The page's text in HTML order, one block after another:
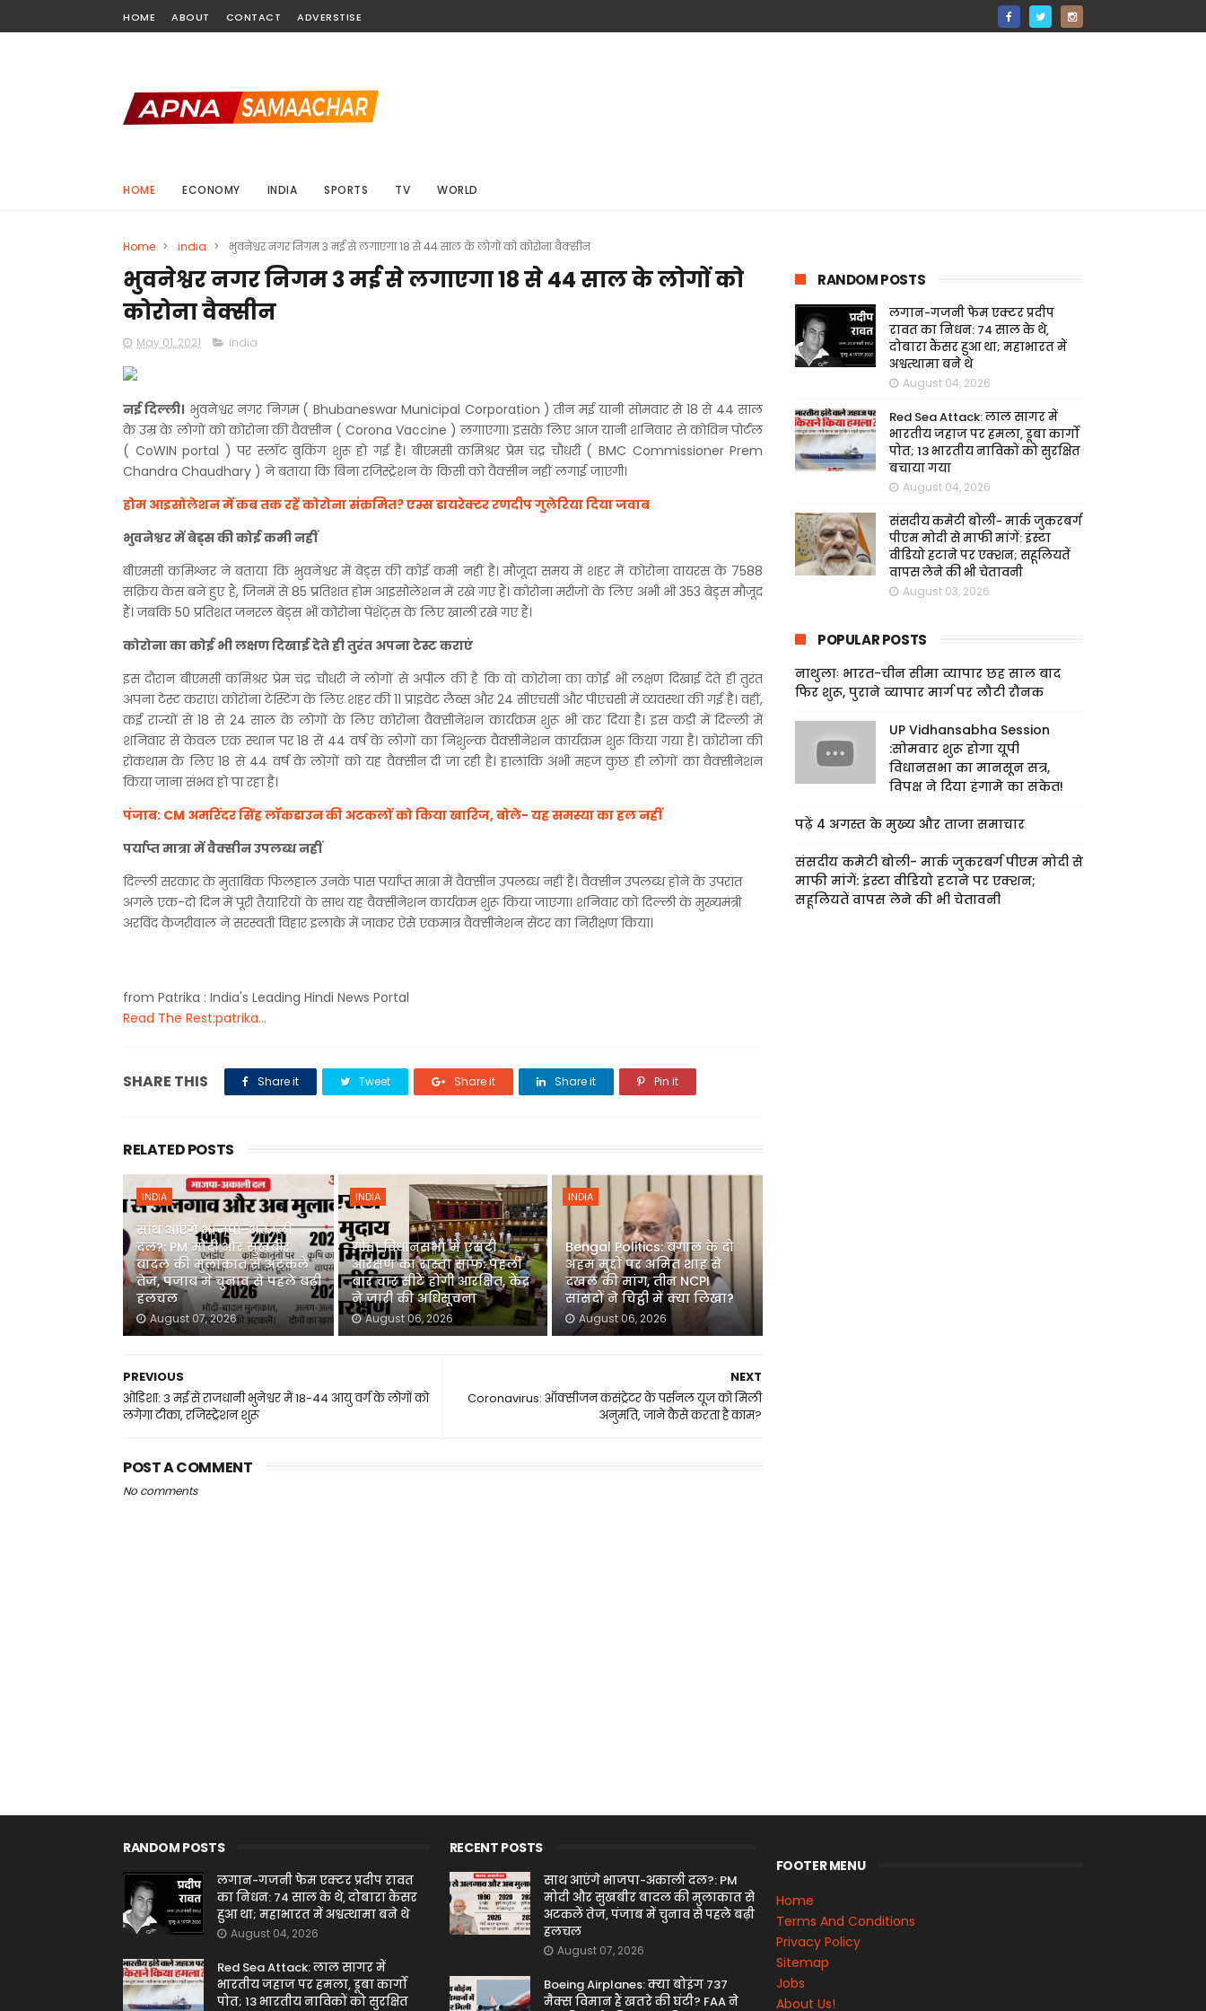
HOME ABOUT CONTACT ADVERSTISE
HOME ECONOMY INDIA SPORTS TV WORLD
Home > india > भुवनेश्वर नगर निगम 3 मई से लगाएगा 18 से 44 साल के लोगों को कोरोना वैक्सीन
भुवनेश्वर नगर निगम 3 मई से लगाएगा 18 से 44 साल के लोगों को
कोरोना वैक्सीन
May 01, 2021 india
नई दिल्ली। भुवनेश्वर नगर निगम ( Bhubaneswar Municipal Corporation ) तीन मई यानी सोमवार से 18 से 44 साल
के उम्र के लोगों को कोरोना की वैक्सीन ( Corona Vaccine ) लगाएगा। इसके लिए आज यानी शनिवार से कोविन पोर्टल
( CoWIN portal ) पर स्लॉट बुकिंग शुरू हो गई है। बीएमसी कमिश्रर प्रेम चंद्र चौधरी ( BMC Commissioner Prem
Chandra Chaudhary ) ने बताया कि बिना रजिस्ट्रेशन के किसी को वैक्सीन नहीं लगाई जाएगी।
होम आइसोलेशन में कब तक रहें कोरोना संक्रमित? एम्स डायरेक्टर रणदीप गुलेरिया दिया जवाब
भुवनेश्वर में बेड्स की कोई कमी नहीं
बीएमसी कमिश्नर ने बताया कि भुवनेश्वर में बेड्स की कोई कमी नहीं है। मौजूदा समय में शहर में कोरोना वायरस के 7588
सक्रिय केस बने हुए हैं, जिनमें से 85 प्रतिशत होम आइसोलेशन में रखे गए हैं। कोरोना मरीजों के लिए अभी भी 353 बेड्स मौजूद
हैं। जबकि 50 प्रतिशत जनरल बेड्स भी कोरोना पेशेंट्स के लिए खाली रखे गए हैं।
कोरोना का कोई भी लक्षण दिखाई देते ही तुरंत अपना टेस्ट कराएं
इस दौरान बीएमसी कमिश्रर प्रेम चंद्र चौधरी ने लोगों से अपील की है कि वो कोरोना का कोई भी लक्षण दिखाई देते ही तुरंत
अपना टेस्ट कराएं। कोरोना टेस्टिंग के लिए शहर की 11 प्राइवेट लैब्स और 24 सीएचसी और पीएचसी में व्यवस्था की गई है। वहीं,
कई राज्यों से 18 से 24 साल के लोगों के लिए कोरोना वैक्सीनेशन कार्यक्रम शुरू भी कर दिया है। इस कड़ी में दिल्ली में
शनिवार से केवल एक स्थान पर 18 से 44 वर्ष के लोगों का निशुल्क वैक्सीनेशन कार्यक्रम शुरू किया गया है। कोरोना की
रोकथाम के लिए 18 से 44 वर्ष के लोगों को यह वैक्सीन दी जा रही है। हालांकि अभी महज कुछ ही लोगों का वैक्सीनेशन
किया जाना संभव हो पा रहा है।
पंजाब: CM अमरिंदर सिंह लॉकडाउन की अटकलों को किया खारिज, बोले- यह समस्या का हल नहीं
पर्याप्त मात्रा में वैक्सीन उपलब्ध नहीं
दिल्ली सरकार के मुताबिक फिलहाल उनके पास पर्याप्त मात्रा में वैक्सीन उपलब्ध नहीं है। वैक्सीन उपलब्ध होने के उपरांत
अगले एक-दो दिन में पूरी तैयारियों के साथ यह वैक्सीनेशन कार्यक्रम शुरू किया जाएगा। शनिवार को दिल्ली के मुख्यमंत्री
अरविंद केजरीवाल ने सरस्वती विहार इलाके में जाकर ऐसे एकमात्र वैक्सीनेशन सेंटर का निरीक्षण किया।
from Patrika : India's Leading Hindi News Portal
Read The Rest:patrika...
SHARE THIS Share it Tweet Share it Share it Pin it
RELATED POSTS
INDIA
साथ आएंगे भाजपा-अकाली
दल?: PM मोदी और सुखबीर
बादल की मुलाकात से अटकलें
तेज, पंजाब में चुनाव से पहले बढ़ी
हलचल
August 07, 2026
INDIA
गोवा विधानसभा में एसटी
आरक्षण का रास्ता साफ: पहली
बार चार सीटें होंगी आरक्षित, केंद्र
ने जारी की अधिसूचना
August 06, 2026
INDIA
Bengal Politics: बंगाल के दो
अहम मुद्दों पर अमित शाह से
दखल की मांग, तीन NCPI
सांसदों ने चिट्ठी में क्या लिखा?
August 06, 2026
NEXT
Coronavirus: ऑक्सीजन कंसंट्रेटर के पर्सनल यूज को मिली
अनुमति, जाने कैसे करता है काम?
PREVIOUS
ओडिशा: 3 मई से राजधानी भुनेश्वर में 18-44 आयु वर्ग के लोगों को
लगेगा टीका, रजिस्ट्रेशन शुरू
POST A COMMENT
No comments
RANDOM POSTS
लगान-गजनी फेम एक्टर प्रदीप
रावत का निधन: 74 साल के थे,
दोबारा कैंसर हुआ था; महाभारत में
अश्वत्थामा बने थे
August 04, 2026
Red Sea Attack: लाल सागर में
भारतीय जहाज पर हमला, डूबा कार्गो
पोत; 13 भारतीय नाविकों को सुरक्षित
बचाया गया
August 04, 2026
संसदीय कमेटी बोली- मार्क जुकरबर्ग
पीएम मोदी से माफी मांगें: इंस्टा
वीडियो हटाने पर एक्शन; सहूलियतें
वापस लेने की भी चेतावनी
August 03, 2026
POPULAR POSTS
नाथुलाः भारत-चीन सीमा व्यापार छह साल बाद
फिर शुरू, पुराने व्यापार मार्ग पर लौटी रौनक
UP Vidhansabha Session
:सोमवार शुरू होगा यूपी
विधानसभा का मानसून सत्र,
विपक्ष ने दिया हंगामे का संकेत!
पढ़ें 4 अगस्त के मुख्य और ताजा समाचार
संसदीय कमेटी बोली- मार्क जुकरबर्ग पीएम मोदी से
माफी मांगें: इंस्टा वीडियो हटाने पर एक्शन;
सहूलियतें वापस लेने की भी चेतावनी
RANDOM POSTS
लगान-गजनी फेम एक्टर प्रदीप रावत
का निधन: 74 साल के थे, दोबारा कैंसर
हुआ था; महाभारत में अश्वत्थामा बने थे
August 04, 2026
Red Sea Attack: लाल सागर में
भारतीय जहाज पर हमला, डूबा कार्गो
पोत; 13 भारतीय नाविकों को सुरक्षित
RECENT POSTS
साथ आएंगे भाजपा-अकाली दल?: PM
मोदी और सुखबीर बादल की मुलाकात से
अटकलें तेज, पंजाब में चुनाव से पहले बढ़ी
हलचल
August 07, 2026
Boeing Airplanes: क्या बोइंग 737
मैक्स विमान हैं खतरे की घंटी? FAA ने
FOOTER MENU
Home
Terms And Conditions
Privacy Policy
Sitemap
Jobs
About Us!